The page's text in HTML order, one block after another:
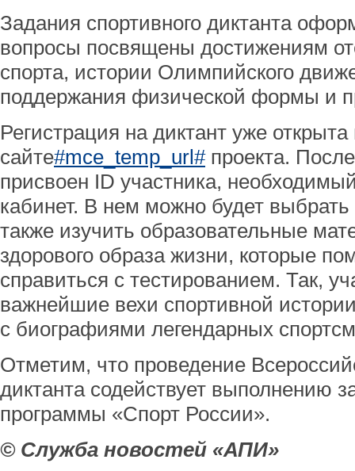
Задания спортивного диктанта
вопросы посвящены достижениям
спорта, истории Олимпийского
поддержания физической формы и
Регистрация на диктант уже
сайте#mce_temp_url#проекта.
присвоен ID участника,
кабинет. В нем можно будет
также изучить образовательные
здорового образа жизни, которые
справиться с тестированием. Так,
важнейшие вехи спортивной
с биографиями легендарных
Отметим, что проведение
диктанта содействует выполнению
программы «Спорт России».
© Служба новостей «АПИ»